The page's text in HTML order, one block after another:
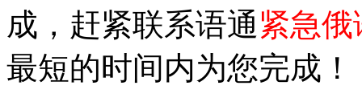
成，赶紧联系语通 紧急
最短的时间内为您完成！